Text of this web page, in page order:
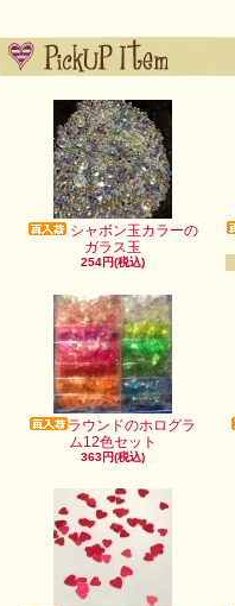
シャボン玉カラーの
ガラス玉
254円(税込)
ラウンドのホログラ
ム12色セット
363円(税込)